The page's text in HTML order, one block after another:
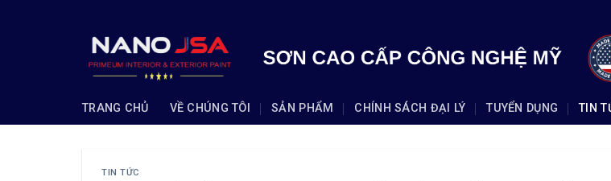
TRANG CHỦ VỀ CHÚNG TÔI SẢN PHẨM CHÍNH SÁCH ĐẠI LÝ TUYỂN DỤNG TIN
TIN TỨC